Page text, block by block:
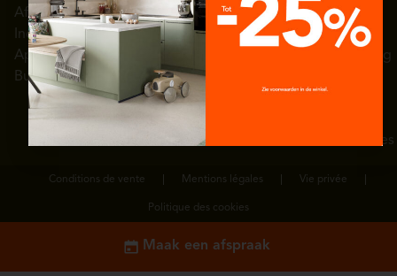
Afwerkingen
Indeling
Apparatuur
Budgetten
Eetkamer
Wasplaats
Badkamer
Slaapkamer
Uitschuifbare
kledingkast
Garderobehand-
vatten
Getuigenissen
Inspiratie galerij
Catalogus
Diensten
Hulp en
ondersteuning
Jobs/vacatures
Conditions de vente Mentions légales Vie privée
Politique des cookies
Maak een afspraak